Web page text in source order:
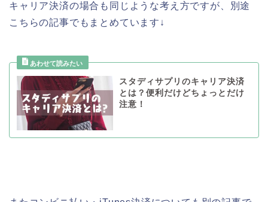
キャリア決済の場合も同じような考え方ですが、別途
こちらの記事でもまとめています↓
スタディサプリのキャリア決済
とは？便利だけどちょっとだけ
注意！